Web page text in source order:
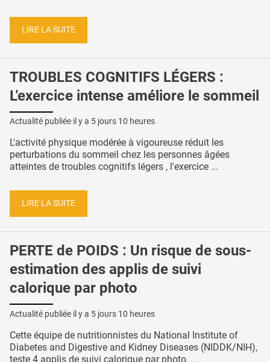
LIRE LA SUITE
TROUBLES COGNITIFS LÉGERS :
L'exercice intense améliore le sommeil
Actualité publiée il y a 5 jours 10 heures
L'activité physique modérée à vigoureuse réduit les
perturbations du sommeil chez les personnes âgées
atteintes de troubles cognitifs légers , l'exercice ...
LIRE LA SUITE
PERTE de POIDS : Un risque de sous-
estimation des applis de suivi
calorique par photo
Actualité publiée il y a 5 jours 10 heures
Cette équipe de nutritionnistes du National Institute of
Diabetes and Digestive and Kidney Diseases (NIDDK/NIH),
teste 4 applis de suivi calorique par photo. ...